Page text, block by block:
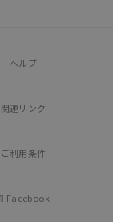
ヘルプ
関連リンク
ご利用条件
Facebook